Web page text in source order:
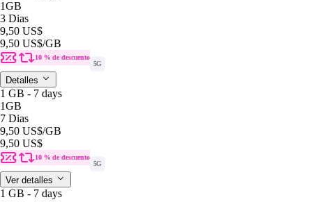
1GB
3 Dias
9,50 US$
9,50 US$/GB
10 % de descuento
5G
Detalles
1 GB - 7 days
1GB
7 Dias
9,50 US$/GB
9,50 US$
10 % de descuento
5G
Ver detalles
1 GB - 7 days